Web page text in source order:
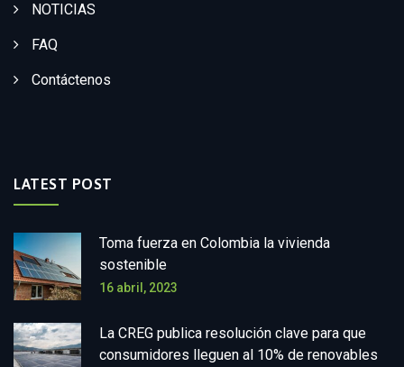
NOTICIAS
FAQ
Contáctenos
LATEST POST
Toma fuerza en Colombia la vivienda
sostenible
16 abril, 2023
La CREG publica resolución clave para que
consumidores lleguen al 10% de renovables